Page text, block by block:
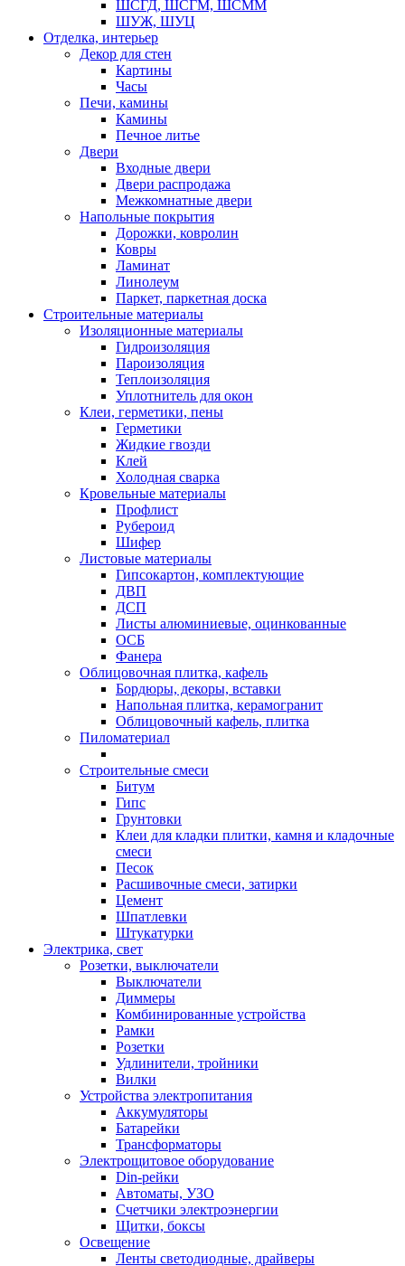
ШСГД, ШСГМ, ШСММ
ШУЖ, ШУЦ
Отделка, интерьер
Декор для стен
Картины
Часы
Печи, камины
Камины
Печное литье
Двери
Входные двери
Двери распродажа
Межкомнатные двери
Напольные покрытия
Дорожки, ковролин
Ковры
Ламинат
Линолеум
Паркет, паркетная доска
Строительные материалы
Изоляционные материалы
Гидроизоляция
Пароизоляция
Теплоизоляция
Уплотнитель для окон
Клеи, герметики, пены
Герметики
Жидкие гвозди
Клей
Холодная сварка
Кровельные материалы
Профлист
Рубероид
Шифер
Листовые материалы
Гипсокартон, комплектующие
ДВП
ДСП
Листы алюминиевые, оцинкованные
ОСБ
Фанера
Облицовочная плитка, кафель
Бордюры, декоры, вставки
Напольная плитка, керамогранит
Облицовочный кафель, плитка
Пиломатериал
Строительные смеси
Битум
Гипс
Грунтовки
Клеи для кладки плитки, камня и кладочные
смеси
Песок
Расшивочные смеси, затирки
Цемент
Шпатлевки
Штукатурки
Электрика, свет
Розетки, выключатели
Выключатели
Диммеры
Комбинированные устройства
Рамки
Розетки
Удлинители, тройники
Вилки
Устройства электропитания
Аккумуляторы
Батарейки
Трансформаторы
Электрощитовое оборудование
Din-рейки
Автоматы, УЗО
Счетчики электроэнергии
Щитки, боксы
Освещение
Ленты светодиодные, драйверы